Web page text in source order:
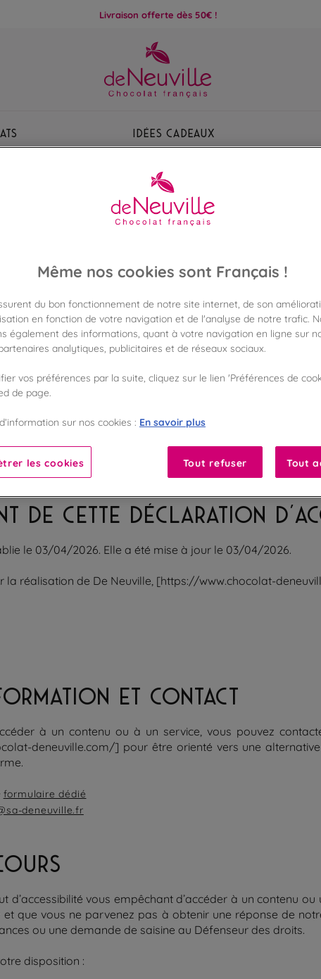
Livraison offerte dès 50€ !
Idées Cadeaux
Déclaration d'accessibilité
son site internet accessible conformément à l’article 47
s’applique à https://www.chocolat-deneuville.com/
DE CETTE DÉCLARATION
le 03/04/2026. Elle a été mise à jour le 03/04/2026.
la réalisation de De Neuville, [https://www.chocolat-
ET CONTACT
à un contenu ou à un service, vous pouvez
deneuville.com/] pour être orienté vers une
formulaire dédié
deneuville.fr
d’accessibilité vous empêchant d’accéder à un contenu ou
que vous ne parvenez pas à obtenir une réponse de
ou une demande de saisine au Défenseur des droits.
disposition :
Même nos cookies sont Français !
du bon fonctionnement de notre site internet, de son
en fonction de votre navigation et de l'analyse de notre trafic.
également des informations, quant à votre navigation en ligne sur
analytiques, publicitaires et de réseaux sociaux.
vos préférences par la suite, cliquez sur le lien 'Préférences de
de page.
sur nos cookies : En savoir plus
les cookies Tout refuser Tout